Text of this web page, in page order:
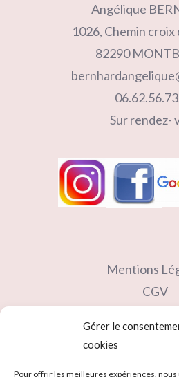
Gérer le
cookies
Pour offrir les meilleures expériences,
Angélique
1026, Chemin croix
82290
Sur rendez-
Mentions
CGV